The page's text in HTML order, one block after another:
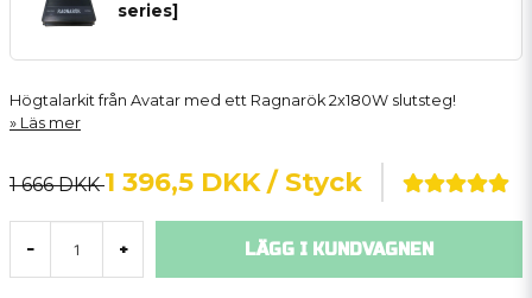
series]
Högtalarkit från Avatar med ett Ragnarök 2x180W slutsteg!
Läs mer
1 666 DKK1 396,5 DKK / Styck
- + LÄGG I KUNDVAGNEN